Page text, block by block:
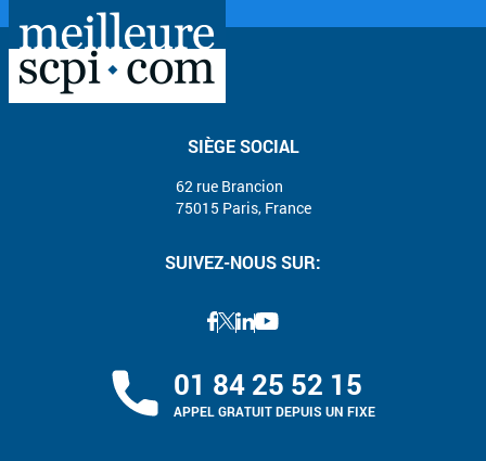
SIÈGE SOCIAL
62 rue Brancion
75015 Paris, France
SUIVEZ-NOUS SUR:
01 84 25 52 15
APPEL GRATUIT DEPUIS UN FIXE